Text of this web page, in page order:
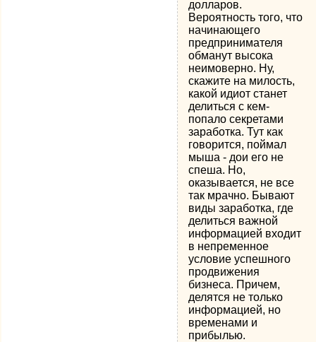
долларов.
Вероятность того, что
начинающего
предпринимателя
обманут высока
неимоверно. Ну,
скажите на милость,
какой идиот станет
делиться с кем-
попало секретами
заработка. Тут как
говорится, поймал
мыша - дои его не
спеша. Но,
оказывается, не все
так мрачно. Бывают
виды заработка, где
делиться важной
информацией входит
в непременное
условие успешного
продвижения
бизнеса. Причем,
делятся не только
информацией, но
временами и
прибылью.